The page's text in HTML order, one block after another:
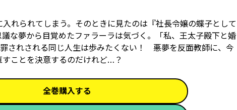
れられてしまう。そのときに見たのは『社長令嬢の蝶子として
な夢から目覚めたファラーラは気づく。「私、王太子殿下と婚
罪されされる同じ人生は歩みたくない！ 悪夢を反面教師に、今
ことを決意するのだけれど…？
全巻購入する